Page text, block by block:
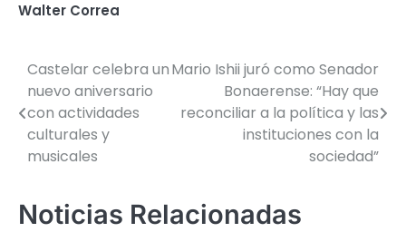
Walter Correa
Navegación
de
entradas
Castelar celebra un
nuevo aniversario
con actividades
culturales y
musicales
Mario Ishii juró como Senador
Bonaerense: “Hay que
reconciliar a la política y las
instituciones con la
sociedad”
Noticias Relacionadas